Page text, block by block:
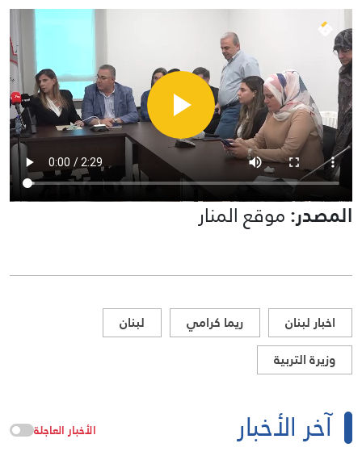
المصدر:موقع المنار
اخبار لبنان ريما كرامي
لبنان
وزيرة التربية
آخر الأخبار الأخبار العاجلة